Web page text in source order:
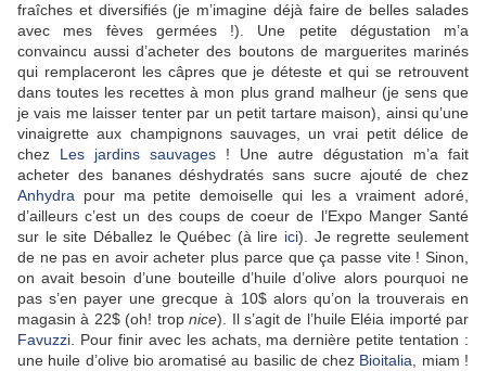
fraîches et diversifiés (je m’imagine déjà faire de belles salades
avec mes fèves germées !). Une petite dégustation m’a
convaincu aussi d’acheter des boutons de marguerites marinés
qui remplaceront les câpres que je déteste et qui se retrouvent
dans toutes les recettes à mon plus grand malheur (je sens que
je vais me laisser tenter par un petit tartare maison), ainsi qu’une
vinaigrette aux champignons sauvages, un vrai petit délice de
chez Les jardins sauvages ! Une autre dégustation m’a fait
acheter des bananes déshydratés sans sucre ajouté de chez
Anhydra pour ma petite demoiselle qui les a vraiment adoré,
d’ailleurs c’est un des coups de coeur de l’Expo Manger Santé
sur le site Déballez le Québec (à lire ici). Je regrette seulement
de ne pas en avoir acheter plus parce que ça passe vite ! Sinon,
on avait besoin d’une bouteille d’huile d’olive alors pourquoi ne
pas s’en payer une grecque à 10$ alors qu’on la trouverais en
magasin à 22$ (oh! tropnice). Il s’agit de l’huile Eléia importé par
Favuzzi . Pour finir avec les achats, ma dernière petite tentation :
une huile d’olive bio aromatisé au basilic de chez Bioitalia , miam !